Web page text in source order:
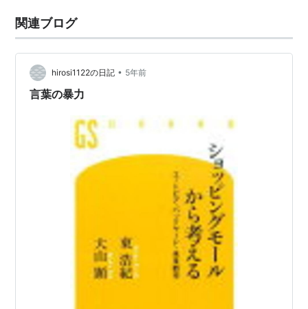
関連ブログ
hirosi1122の日記 • 5年前
言葉の暴力